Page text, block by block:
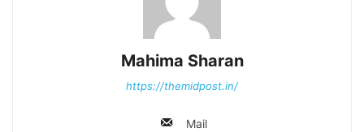
Mahima Sharan
https://themidpost.in/
Mail